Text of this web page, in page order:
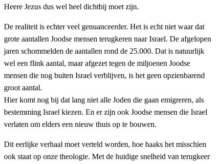
Heere Jezus dus wel heel dichtbij moet zijn.
De realiteit is echter veel genuanceerder. Het is echt niet waar dat
grote aantallen Joodse mensen terugkeren naar Israel. De afgelopen
jaren schommelden de aantallen rond de 25.000. Dat is natuurlijk
wel een flink aantal, maar afgezet tegen de miljoenen Joodse
mensen die nog buiten Israel verblijven, is het geen opzienbarend
groot aantal.
Hier komt nog bij dat lang niet alle Joden die gaan emigreren, als
bestemming Israel kiezen. En er zijn ook Joodse mensen die Israel
verlaten om elders een nieuw thuis op te bouwen.
Dit eerlijke verhaal moet verteld worden, hoe haaks het misschien
ook staat op onze theologie. Met de huidige snelheid van terugkeer